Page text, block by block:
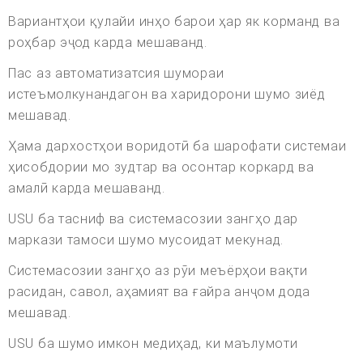
Вариантҳои қулайи инҳо барои ҳар як корманд ва
роҳбар эҷод карда мешаванд.
Пас аз автоматизатсия шумораи
истеъмолкунандагон ва харидорони шумо зиёд
мешавад.
Ҳама дархостҳои воридотӣ ба шарофати системаи
ҳисобдории мо зудтар ва осонтар коркард ва
амалӣ карда мешаванд.
USU ба тасниф ва системасозии зангҳо дар
маркази тамоси шумо мусоидат мекунад.
Системасозии зангҳо аз рӯи меъёрҳои вақти
расидан, савол, аҳамият ва ғайра анҷом дода
мешавад.
USU ба шумо имкон медиҳад, ки маълумоти